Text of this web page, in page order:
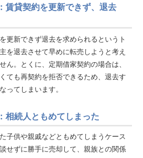
賃貸契約を更新できず、退去
更新できず退去を求められるというト
を退去させて早めに転売しようと考え
ん。とくに、定期借家契約の場合は、
ても再契約を拒否できるため、退去す
ってしまいます。
相続人ともめてしまった
子供や親戚などともめてしまうケース
せずに勝手に売却して、親族との関係